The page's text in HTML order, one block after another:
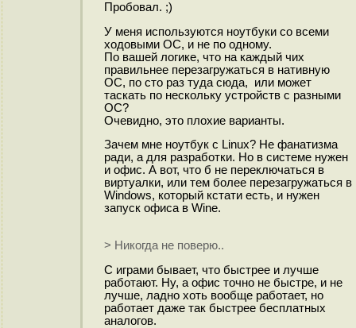
Пробовал. ;)
У меня используются ноутбуки со всеми
ходовыми ОС, и не по одному.
По вашей логике, что на каждый чих
правильнее перезагружаться в нативную
ОС, по сто раз туда сюда, или может
таскать по нескольку устройств с разными
ОС?
Очевидно, это плохие варианты.
Зачем мне ноутбук с Linux? Не фанатизма
ради, а для разработки. Но в системе нужен
и офис. А вот, что б не переключаться в
виртуалки, или тем более перезагружаться в
Windows, который кстати есть, и нужен
запуск офиса в Wine.
> Никогда не поверю..
C играми бывает, что быстрее и лучше
работают. Ну, а офис точно не быстре, и не
лучше, ладно хоть вообще работает, но
работает даже так быстрее бесплатных
аналогов.